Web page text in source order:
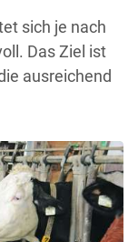
sich je nach
Das Ziel ist
ausreichend